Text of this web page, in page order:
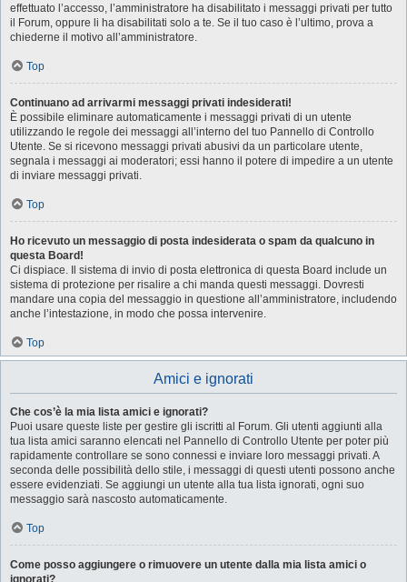
effettuato l’accesso, l’amministratore ha disabilitato i messaggi privati per tutto
il Forum, oppure li ha disabilitati solo a te. Se il tuo caso è l’ultimo, prova a
chiederne il motivo all’amministratore.
Top
Continuano ad arrivarmi messaggi privati indesiderati!
È possibile eliminare automaticamente i messaggi privati ​​di un utente
utilizzando le regole dei messaggi all’interno del tuo Pannello di Controllo
Utente. Se si ricevono messaggi privati ​​abusivi da un particolare utente,
segnala i messaggi ai moderatori; essi hanno il potere di impedire a un utente
di inviare messaggi privati​​.
Top
Ho ricevuto un messaggio di posta indesiderata o spam da qualcuno in
questa Board!
Ci dispiace. Il sistema di invio di posta elettronica di questa Board include un
sistema di protezione per risalire a chi manda questi messaggi. Dovresti
mandare una copia del messaggio in questione all’amministratore, includendo
anche l’intestazione, in modo che possa intervenire.
Top
Amici e ignorati
Che cos’è la mia lista amici e ignorati?
Puoi usare queste liste per gestire gli iscritti al Forum. Gli utenti aggiunti alla
tua lista amici saranno elencati nel Pannello di Controllo Utente per poter più
rapidamente controllare se sono connessi e inviare loro messaggi privati. A
seconda delle possibilità dello stile, i messaggi di questi utenti possono anche
essere evidenziati. Se aggiungi un utente alla tua lista ignorati, ogni suo
messaggio sarà nascosto automaticamente.
Top
Come posso aggiungere o rimuovere un utente dalla mia lista amici o
ignorati?